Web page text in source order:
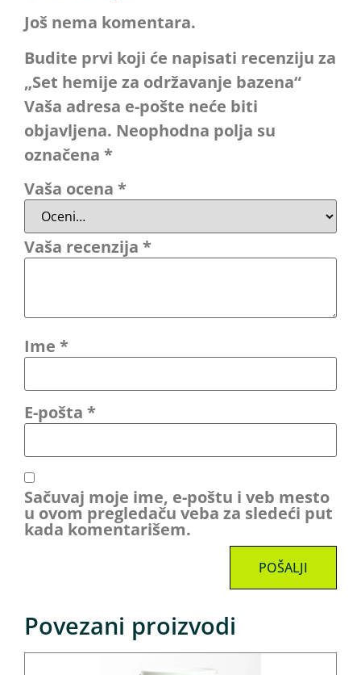
Još nema komentara.
Budite prvi koji će napisati recenziju za
„Set hemije za održavanje bazena“
Vaša adresa e-pošte neće biti
objavljena. Neophodna polja su
označena *
Vaša ocena *
Vaša recenzija *
Ime *
E-pošta *
Sačuvaj moje ime, e-poštu i veb mesto
u ovom pregledaču veba za sledeći put
kada komentarišem.
Povezani proizvodi